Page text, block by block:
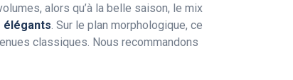
alors qu’à la belle saison, le mix
élégants. Sur le plan morphologique, ce
classiques. Nous recommandons